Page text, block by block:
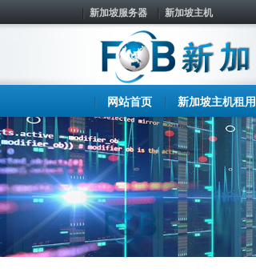
新加坡服务器 新加坡主机
网站首页 新加坡主机租用